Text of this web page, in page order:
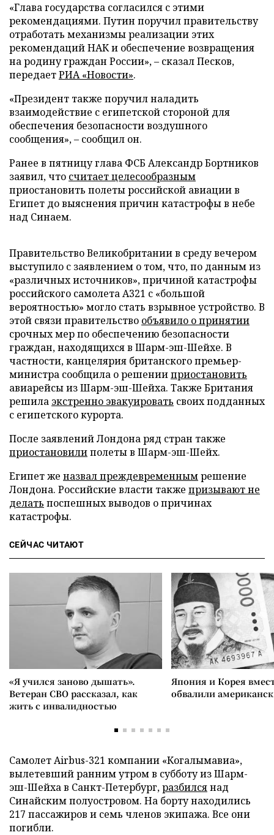
«Глава государства согласился с этими
рекомендациями. Путин поручил правительству
отработать механизмы реализации этих
рекомендаций НАК и обеспечение возвращения
на родину граждан России», – сказал Песков,
передаетРИА «Новости».
«Президент также поручил наладить
взаимодействие с египетской стороной для
обеспечения безопасности воздушного
сообщения», – сообщил он.
Ранее в пятницу глава ФСБ Александр Бортников
заявил, что считает целесообразным
приостановить полеты российской авиации в
Египет до выяснения причин катастрофы в небе
над Синаем.
Правительство Великобритании в среду вечером
выступило с заявлением о том, что, по данным из
«различных источников», причиной катастрофы
российского самолета A321 с «большой
вероятностью» могло стать взрывное устройство. В
этой связи правительство объявило о принятии
срочных мер по обеспечению безопасности
граждан, находящихся в Шарм-эш-Шейхе. В
частности, канцелярия британского премьер-
министра сообщила о решенииприостановить
авиарейсы из Шарм-эш-Шейха. Также Британия
решила экстренно эвакуировать своих подданных
с египетского курорта.
После заявлений Лондона ряд стран также
приостановилиполеты в Шарм-эш-Шейх.
Египет же назвал преждевременнымрешение
Лондона. Российские власти также призывают не
делать поспешных выводов о причинах
катастрофы.
СЕЙЧАС ЧИТАЮТ
«Я учился заново дышать».
Ветеран СВО рассказал, как
жить с инвалидностью
Япония и Корея
обвалили
Самолет Аirbus-321 компании «Когалымавиа»,
вылетевший ранним утром в субботу из Шарм-
эш-Шейха в Санкт-Петербург,разбилсянад
Синайским полуостровом. На борту находились
217 пассажиров и семь членов экипажа. Все они
погибли.